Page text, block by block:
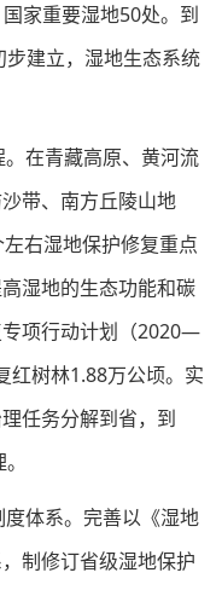
家重要湿地50处。到
建立，湿地生态系统
在青藏高原、黄河流
带、南方丘陵山地
右湿地保护修复重点
湿地的生态功能和碳
项行动计划（2020—
红树林1.88万公顷。实
任务分解到省，到
体系。完善以《湿地
制修订省级湿地保护